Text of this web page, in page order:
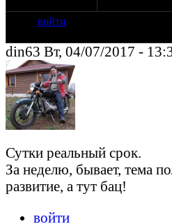
войти
din63 Вт, 04/07/2017 -
Сутки реальный срок.
За неделю, бывает, тема
развитие, а тут бац!
войти